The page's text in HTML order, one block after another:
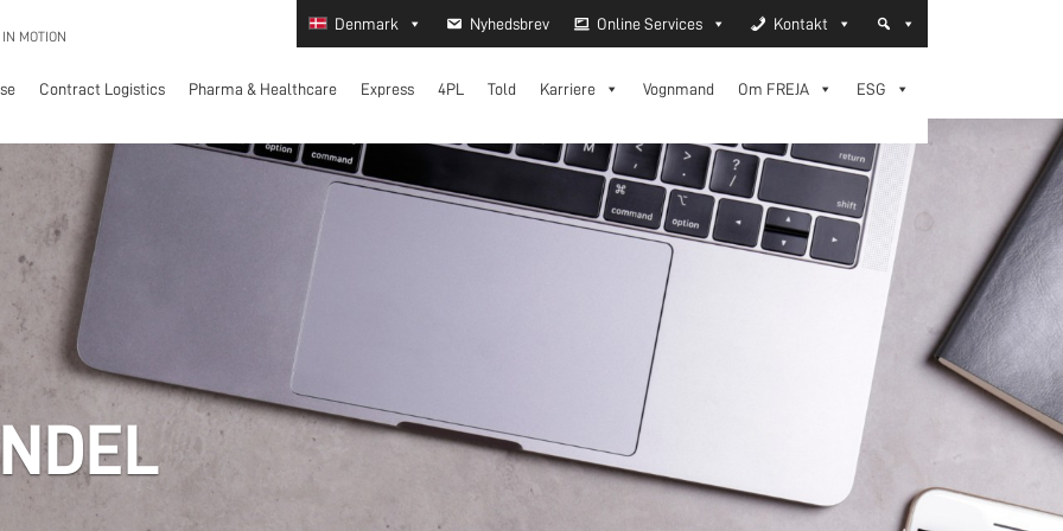
MOTION
Denmark Nyhedsbrev Online Services Kontakt
Contract Logistics Pharma & Healthcare Express 4PL Told Karriere Vognmand Om FREJA
ESG